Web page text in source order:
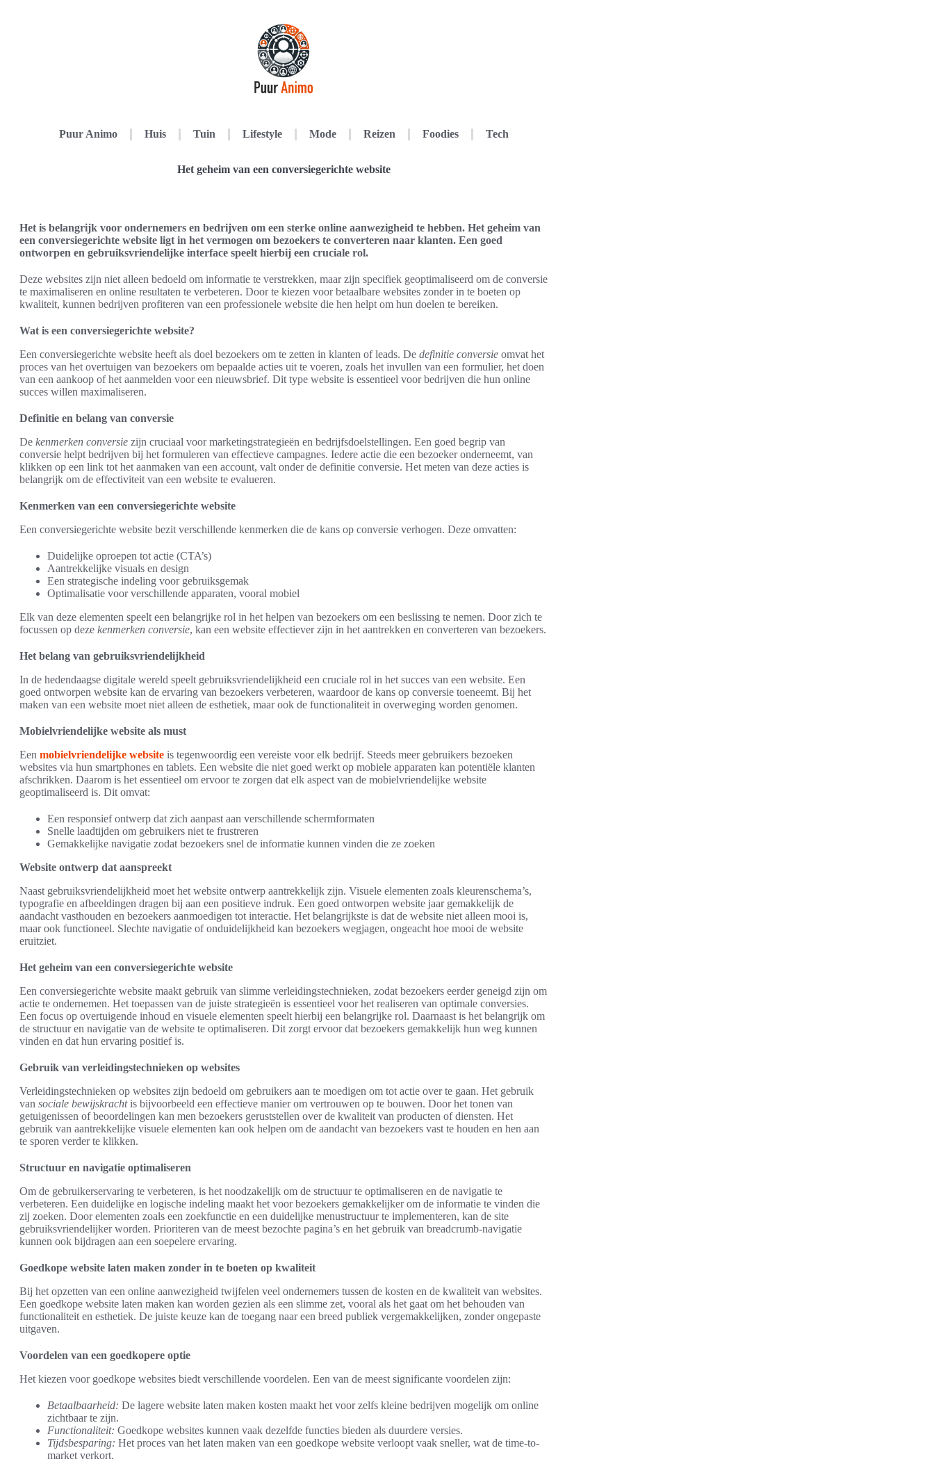
Puur Animo Huis Tuin Lifestyle Mode Reizen Foodies Tech
Het geheim van een conversiegerichte website
Het is belangrijk voor ondernemers en bedrijven om een sterke online aanwezigheid te hebben. Het geheim van
een conversiegerichte website ligt in het vermogen om bezoekers te converteren naar klanten. Een goed
ontworpen en gebruiksvriendelijke interface speelt hierbij een cruciale rol.
Deze websites zijn niet alleen bedoeld om informatie te verstrekken, maar zijn specifiek geoptimaliseerd om de conversie
te maximaliseren en online resultaten te verbeteren. Door te kiezen voor betaalbare websites zonder in te boeten op
kwaliteit, kunnen bedrijven profiteren van een professionele website die hen helpt om hun doelen te bereiken.
Wat is een conversiegerichte website?
Een conversiegerichte website heeft als doel bezoekers om te zetten in klanten of leads. De definitie conversie omvat het
proces van het overtuigen van bezoekers om bepaalde acties uit te voeren, zoals het invullen van een formulier, het doen
van een aankoop of het aanmelden voor een nieuwsbrief. Dit type website is essentieel voor bedrijven die hun online
succes willen maximaliseren.
Definitie en belang van conversie
De kenmerken conversie zijn cruciaal voor marketingstrategieën en bedrijfsdoelstellingen. Een goed begrip van
conversie helpt bedrijven bij het formuleren van effectieve campagnes. Iedere actie die een bezoeker onderneemt, van
klikken op een link tot het aanmaken van een account, valt onder de definitie conversie. Het meten van deze acties is
belangrijk om de effectiviteit van een website te evalueren.
Kenmerken van een conversiegerichte website
Een conversiegerichte website bezit verschillende kenmerken die de kans op conversie verhogen. Deze omvatten:
Duidelijke oproepen tot actie (CTA’s)
Aantrekkelijke visuals en design
Een strategische indeling voor gebruiksgemak
Optimalisatie voor verschillende apparaten, vooral mobiel
Elk van deze elementen speelt een belangrijke rol in het helpen van bezoekers om een beslissing te nemen. Door zich te
focussen op deze kenmerken conversie, kan een website effectiever zijn in het aantrekken en converteren van bezoekers.
Het belang van gebruiksvriendelijkheid
In de hedendaagse digitale wereld speelt gebruiksvriendelijkheid een cruciale rol in het succes van een website. Een
goed ontworpen website kan de ervaring van bezoekers verbeteren, waardoor de kans op conversie toeneemt. Bij het
maken van een website moet niet alleen de esthetiek, maar ook de functionaliteit in overweging worden genomen.
Mobielvriendelijke website als must
Een mobielvriendelijke website is tegenwoordig een vereiste voor elk bedrijf. Steeds meer gebruikers bezoeken
websites via hun smartphones en tablets. Een website die niet goed werkt op mobiele apparaten kan potentiële klanten
afschrikken. Daarom is het essentieel om ervoor te zorgen dat elk aspect van de mobielvriendelijke website
geoptimaliseerd is. Dit omvat:
Een responsief ontwerp dat zich aanpast aan verschillende schermformaten
Snelle laadtijden om gebruikers niet te frustreren
Gemakkelijke navigatie zodat bezoekers snel de informatie kunnen vinden die ze zoeken
Website ontwerp dat aanspreekt
Naast gebruiksvriendelijkheid moet het website ontwerp aantrekkelijk zijn. Visuele elementen zoals kleurenschema’s,
typografie en afbeeldingen dragen bij aan een positieve indruk. Een goed ontworpen website jaar gemakkelijk de
aandacht vasthouden en bezoekers aanmoedigen tot interactie. Het belangrijkste is dat de website niet alleen mooi is,
maar ook functioneel. Slechte navigatie of onduidelijkheid kan bezoekers wegjagen, ongeacht hoe mooi de website
eruitziet.
Het geheim van een conversiegerichte website
Een conversiegerichte website maakt gebruik van slimme verleidingstechnieken, zodat bezoekers eerder geneigd zijn om
actie te ondernemen. Het toepassen van de juiste strategieën is essentieel voor het realiseren van optimale conversies.
Een focus op overtuigende inhoud en visuele elementen speelt hierbij een belangrijke rol. Daarnaast is het belangrijk om
de structuur en navigatie van de website te optimaliseren. Dit zorgt ervoor dat bezoekers gemakkelijk hun weg kunnen
vinden en dat hun ervaring positief is.
Gebruik van verleidingstechnieken op websites
Verleidingstechnieken op websites zijn bedoeld om gebruikers aan te moedigen om tot actie over te gaan. Het gebruik
van sociale bewijskrachtis bijvoorbeeld een effectieve manier om vertrouwen op te bouwen. Door het tonen van
getuigenissen of beoordelingen kan men bezoekers geruststellen over de kwaliteit van producten of diensten. Het
gebruik van aantrekkelijke visuele elementen kan ook helpen om de aandacht van bezoekers vast te houden en hen aan
te sporen verder te klikken.
Structuur en navigatie optimaliseren
Om de gebruikerservaring te verbeteren, is het noodzakelijk om de structuur te optimaliseren en de navigatie te
verbeteren. Een duidelijke en logische indeling maakt het voor bezoekers gemakkelijker om de informatie te vinden die
zij zoeken. Door elementen zoals een zoekfunctie en een duidelijke menustructuur te implementeren, kan de site
gebruiksvriendelijker worden. Prioriteren van de meest bezochte pagina’s en het gebruik van breadcrumb-navigatie
kunnen ook bijdragen aan een soepelere ervaring.
Goedkope website laten maken zonder in te boeten op kwaliteit
Bij het opzetten van een online aanwezigheid twijfelen veel ondernemers tussen de kosten en de kwaliteit van websites.
Een goedkope website laten maken kan worden gezien als een slimme zet, vooral als het gaat om het behouden van
functionaliteit en esthetiek. De juiste keuze kan de toegang naar een breed publiek vergemakkelijken, zonder ongepaste
uitgaven.
Voordelen van een goedkopere optie
Het kiezen voor goedkope websites biedt verschillende voordelen. Een van de meest significante voordelen zijn:
Betaalbaarheid: De lagere website laten maken kosten maakt het voor zelfs kleine bedrijven mogelijk om online
zichtbaar te zijn.
Functionaliteit: Goedkope websites kunnen vaak dezelfde functies bieden als duurdere versies.
Tijdsbesparing: Het proces van het laten maken van een goedkope website verloopt vaak sneller, wat de time-to-
market verkort.